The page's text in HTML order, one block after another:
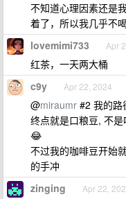
不知道心理因素还是
着了，所以我几乎不
lovemimi733 Apr
红茶，一天两大桶
c9y Apr 22, 2024
@miraumr #2 我的路
终点就是口粮豆, 不
😂
不过我的咖啡豆开始
的手冲
zinging Apr 22,